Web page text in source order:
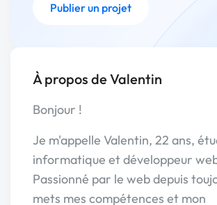
Publier un projet
À propos de Valentin
Bonjour !
Je m'appelle Valentin, 22 ans,
informatique et développeur
Passionné par le web depuis
mets mes compétences et mon